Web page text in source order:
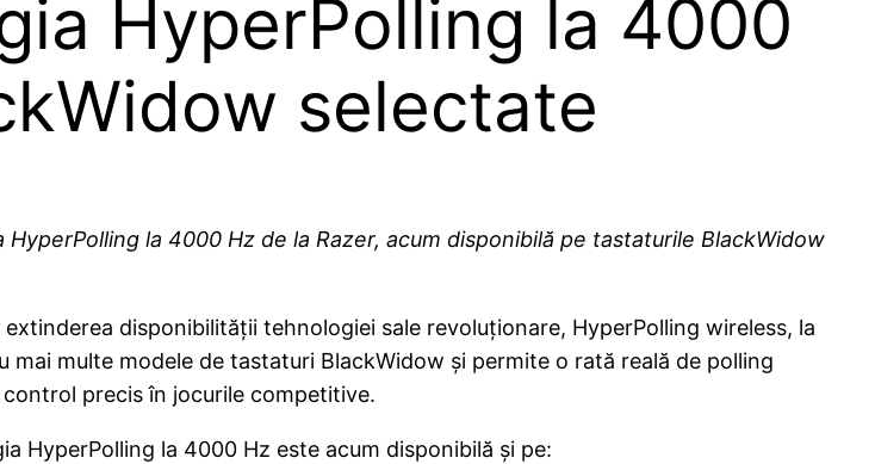
HyperPolling la 4000
selectate
la 4000 Hz de la Razer, acum disponibilă pe tastaturile BlackWidow
extinderea disponibilității tehnologiei sale revoluționare, HyperPolling wireless, la
multe modele de tastaturi BlackWidow și permite o rată reală de polling
precis în jocurile competitive.
HyperPolling la 4000 Hz este acum disponibilă și pe: